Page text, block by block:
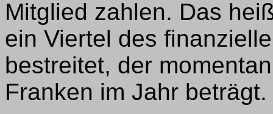
Mitglied zahlen. Das
ein Viertel des
bestreitet, der
Franken im Jahr beträgt.